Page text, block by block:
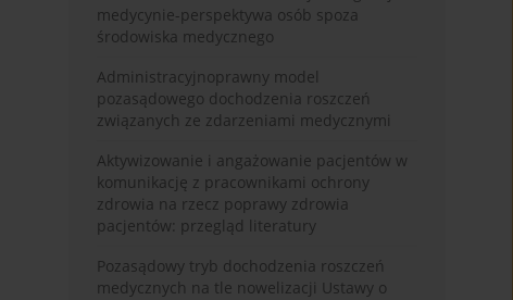
medycynie-perspektywa osób spoza
środowiska medycznego
Administracyjnoprawny model
pozasądowego dochodzenia roszczeń
związanych ze zdarzeniami medycznymi
Aktywizowanie i angażowanie pacjentów w
komunikację z pracownikami ochrony
zdrowia na rzecz poprawy zdrowia
pacjentów: przegląd literatury
Pozasądowy tryb dochodzenia roszczeń
medycznych na tle nowelizacji Ustawy o